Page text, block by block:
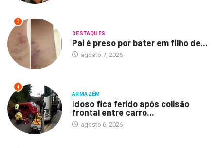
3
DESTAQUES
Pai é preso por bater em filho de...
agosto 7, 2026
4
ARMAZÉM
Idoso fica ferido após colisão
frontal entre carro...
agosto 6, 2026